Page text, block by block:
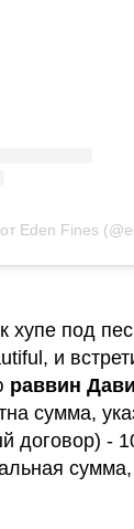
Eden Fines
хупе под
и
раввин
сумма,
договор) -